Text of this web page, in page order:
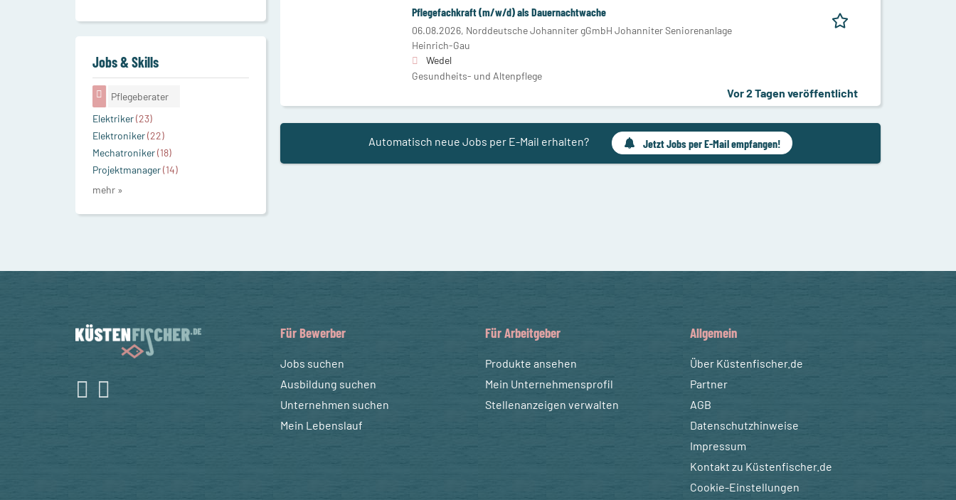
Pflegefachkraft (m/w/d) als Dauernachtwache
06.08.2026, Norddeutsche Johanniter gGmbH Johanniter Seniorenanlage
Heinrich-Gau
Wedel
Gesundheits- und Altenpflege
Vor 2 Tagen veröffentlicht
Automatisch neue Jobs per E-Mail erhalten? Jetzt Jobs per E-Mail empfangen!
Jobs & Skills
Pflegeberater
Elektriker(23)
Elektroniker(22)
Mechatroniker(18)
Projektmanager(14)
mehr »
Für Bewerber
Jobs suchen
Ausbildung suchen
Unternehmen suchen
Mein Lebenslauf
Für Arbeitgeber
Produkte ansehen
Mein Unternehmensprofil
Stellenanzeigen verwalten
Allgemein
Über Küstenfischer.de
Partner
AGB
Datenschutzhinweise
Impressum
Kontakt zu Küstenfischer.de
Cookie-Einstellungen